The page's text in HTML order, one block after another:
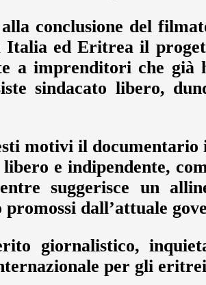
conclusione del
ed Eritrea il
a imprenditori che già
sindacato libero,
motivi il documentario
e indipendente,
suggerisce un
promossi dall’attuale
giornalistico,
per gli